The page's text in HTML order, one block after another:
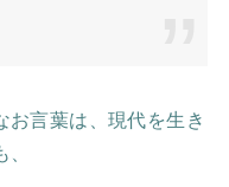
お言葉は、現代を生き